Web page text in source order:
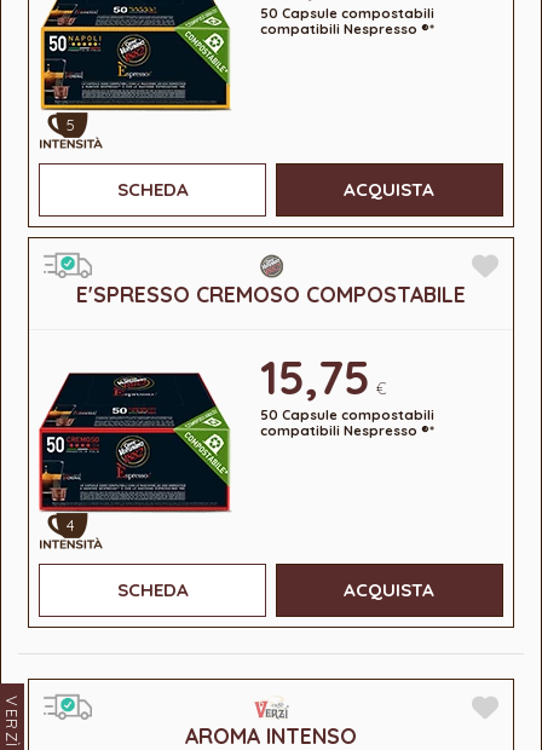
5
50 Capsule compostabili
compatibili Nespresso ®*
SCHEDA ACQUISTA
E'SPRESSO CREMOSO COMPOSTABILE
4
15,75 €
50 Capsule compostabili
compatibili Nespresso ®*
SCHEDA ACQUISTA
VERZÌ AROMA INTENSO